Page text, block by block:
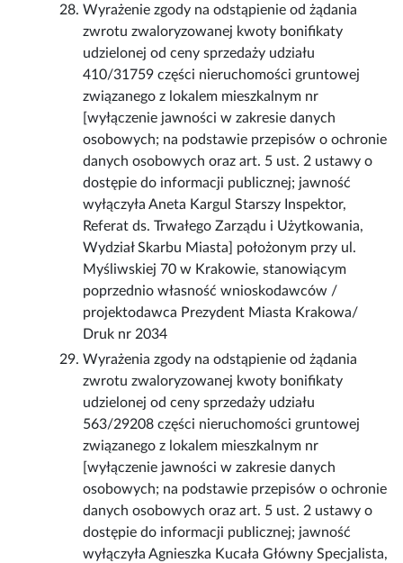
Wyrażenie zgody na odstąpienie od żądania
zwrotu zwaloryzowanej kwoty bonifikaty
udzielonej od ceny sprzedaży udziału
410/31759 części nieruchomości gruntowej
związanego z lokalem mieszkalnym nr
[wyłączenie jawności w zakresie danych
osobowych; na podstawie przepisów o ochronie
danych osobowych oraz art. 5 ust. 2 ustawy o
dostępie do informacji publicznej; jawność
wyłączyła Aneta Kargul Starszy Inspektor,
Referat ds. Trwałego Zarządu i Użytkowania,
Wydział Skarbu Miasta] położonym przy ul.
Myśliwskiej 70 w Krakowie, stanowiącym
poprzednio własność wnioskodawców /
projektodawca Prezydent Miasta Krakowa/
Druk nr 2034
Wyrażenia zgody na odstąpienie od żądania
zwrotu zwaloryzowanej kwoty bonifikaty
udzielonej od ceny sprzedaży udziału
563/29208 części nieruchomości gruntowej
związanego z lokalem mieszkalnym nr
[wyłączenie jawności w zakresie danych
osobowych; na podstawie przepisów o ochronie
danych osobowych oraz art. 5 ust. 2 ustawy o
dostępie do informacji publicznej; jawność
wyłączyła Agnieszka Kucała Główny Specjalista,